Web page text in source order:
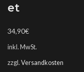
et
34,90€
inkl. MwSt.
zzgl. Versandkosten